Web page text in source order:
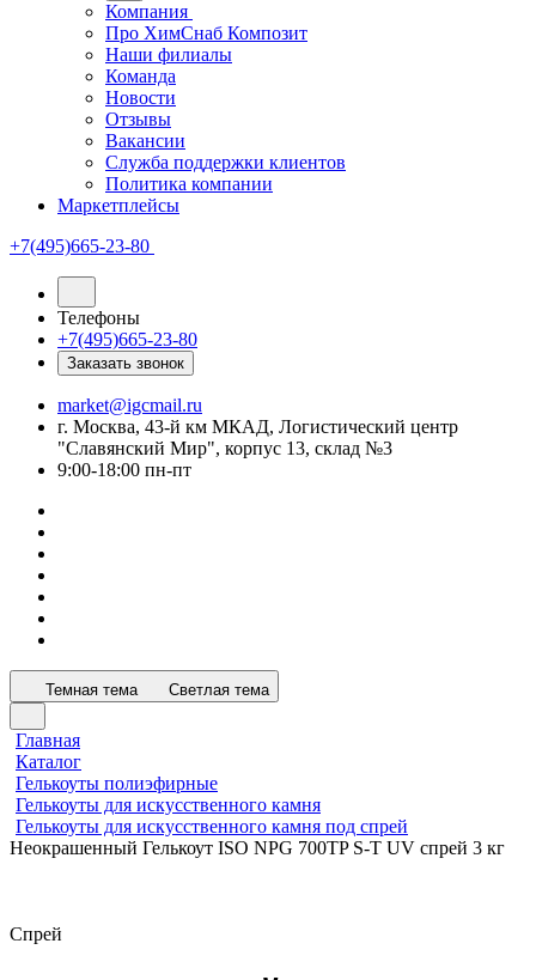
Компания
Про ХимСнаб Композит
Наши филиалы
Команда
Новости
Отзывы
Вакансии
Служба поддержки клиентов
Политика компании
Маркетплейсы
+7(495)665-23-80
Телефоны
+7(495)665-23-80
Заказать звонок
market@igcmail.ru
г. Москва, 43-й км МКАД, Логистический центр
"Славянский Мир", корпус 13, склад №3
9:00-18:00 пн-пт
Темная тема Светлая тема
Главная
Каталог
Гелькоуты полиэфирные
Гелькоуты для искусственного камня
Гелькоуты для искусственного камня под спрей
Неокрашенный Гелькоут ISO NPG 700TP S-T UV спрей 3 кг
Спрей